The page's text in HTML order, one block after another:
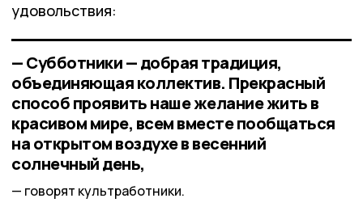
удовольствия:
— Субботники — добрая традиция,
объединяющая коллектив. Прекрасный
способ проявить наше желание жить в
красивом мире, всем вместе пообщаться
на открытом воздухе в весенний
солнечный день,
говорят культработники.